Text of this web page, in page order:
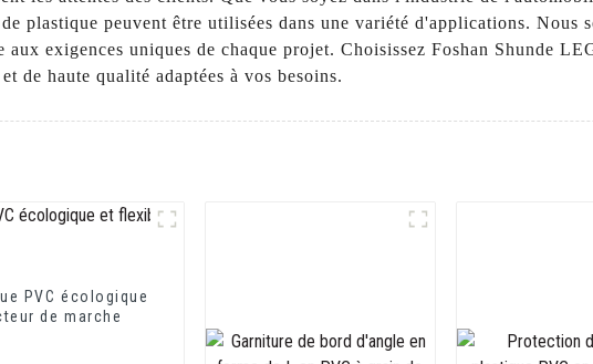
plastique peuvent être utilisées dans une variété d'applications. Nous
aux exigences uniques de chaque projet. Choisissez Foshan Shunde
de haute qualité adaptées à vos besoins.
PVC écologique
de marche